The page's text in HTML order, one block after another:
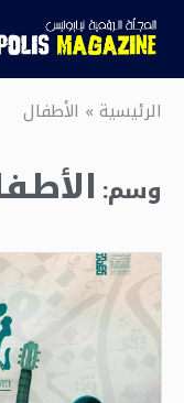
الرئيسية» الأطفال
وسم: